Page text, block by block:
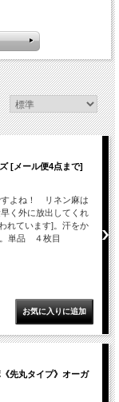
[メール便4点まで]
すよね！ リネン麻は
く外に放出してくれ
れています]。汗をか
。単品 ４枚目
先丸タイプ》オーガ